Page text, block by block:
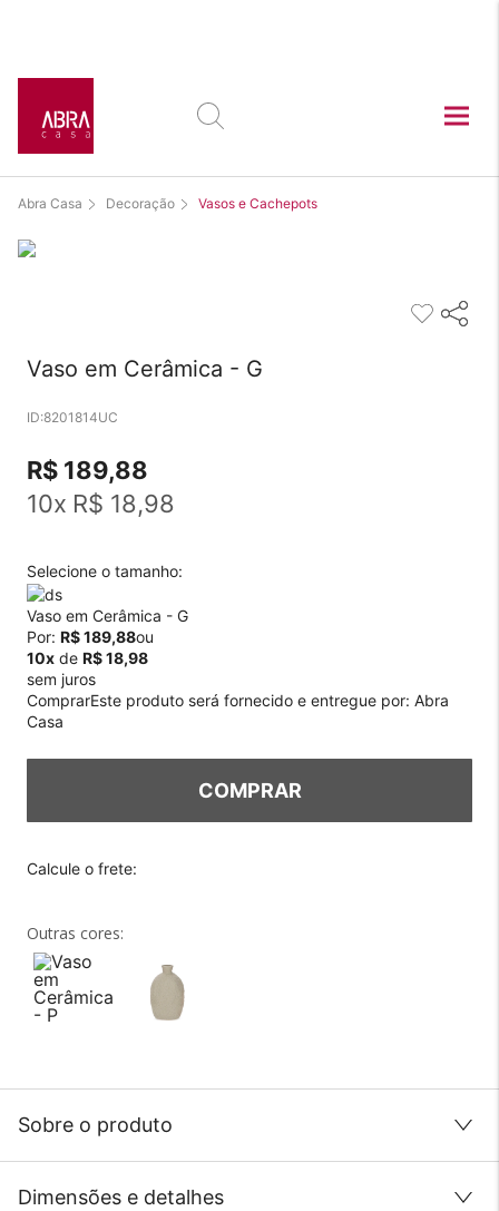
Abra Casa Decoração Vasos e Cachepots
Vaso em Cerâmica - G
8201814UC
R$ 189,88
10x R$ 18,98
Selecione o tamanho:
Vaso em Cerâmica - G
Por: R$ 189,88ou
10x de R$ 18,98
sem juros
ComprarEste produto será fornecido e entregue por: Abra
Casa
COMPRAR
Outras cores:
Sobre o produto
Dimensões e detalhes
Este produto está
exposto nas lojas: